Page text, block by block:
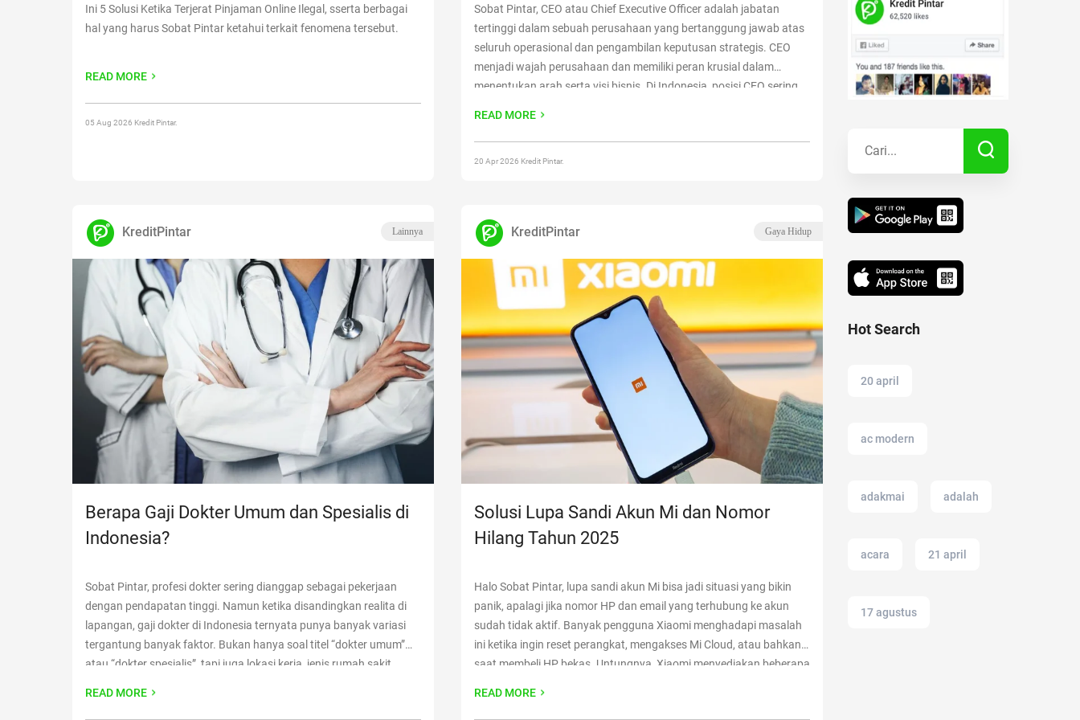
Ini 5 Solusi Ketika Terjerat Pinjaman Online Ilegal, sserta berbagai
hal yang harus Sobat Pintar ketahui terkait fenomena tersebut.
READ MORE
05 Aug 2026 Kredit Pintar.
Sobat Pintar, CEO atau Chief Executive Officer adalah jabatan
tertinggi dalam sebuah perusahaan yang bertanggung jawab atas
seluruh operasional dan pengambilan keputusan strategis. CEO
menjadi wajah perusahaan dan memiliki peran krusial dalam
menentukan arah serta visi bisnis. Di Indonesia, posisi CEO sering
Tugas, Gaji, dan Cara Menjadi CEO”
READ MORE
20 Apr 2026 Kredit Pintar.
KreditPintar Lainnya
Berapa Gaji Dokter Umum dan Spesialis di
Indonesia?
Sobat Pintar, profesi dokter sering dianggap sebagai pekerjaan
dengan pendapatan tinggi. Namun ketika disandingkan realita di
lapangan, gaji dokter di Indonesia ternyata punya banyak variasi
tergantung banyak faktor. Bukan hanya soal titel “dokter umum”
atau “dokter spesialis”, tapi juga lokasi kerja, jenis rumah sakit,
READ MORE
KreditPintar Gaya Hidup
Solusi Lupa Sandi Akun Mi dan Nomor
Hilang Tahun 2025
Halo Sobat Pintar, lupa sandi akun Mi bisa jadi situasi yang bikin
panik, apalagi jika nomor HP dan email yang terhubung ke akun
sudah tidak aktif. Banyak pengguna Xiaomi menghadapi masalah
ini ketika ingin reset perangkat, mengakses Mi Cloud, atau bahkan
saat membeli HP bekas. Untungnya, Xiaomi menyediakan beberapa
READ MORE
Gaya Hidup
Kisah Sukses
Hot Search
20 april
ac modern
adakmai adalah
acara 21 april
17 agustus